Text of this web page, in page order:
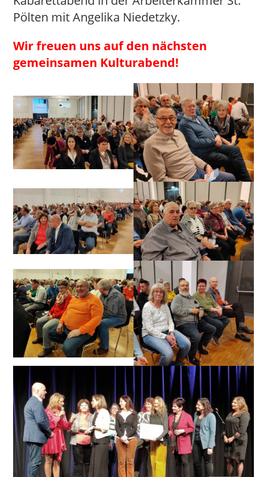
Pölten mit Angelika Niedetzky.
Wir freuen uns auf den nächsten
gemeinsamen Kulturabend!